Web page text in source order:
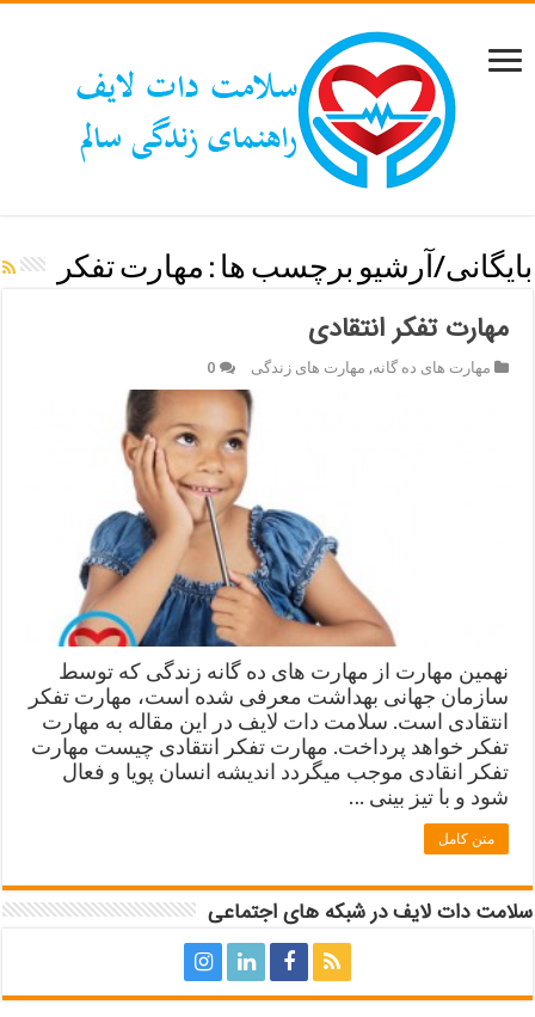
بایگانی/آرشیو برچسب ها : مهارت تفکر
مهارت تفکر انتقادی
مهارت های ده گانه, مهارت های زندگی 0
نهمین مهارت از مهارت های ده گانه زندگی که توسط
سازمان جهانی بهداشت معرفی شده است، مهارت تفکر
انتقادی است. سلامت دات لایف در این مقاله به مهارت
تفکر خواهد پرداخت. مهارت تفکر انتقادی چیست مهارت
تفکر انقادی موجب میگردد اندیشه انسان پویا و فعال
شود و با تیز بینی …
متن کامل
سلامت دات لایف در شبکه های اجتماعی